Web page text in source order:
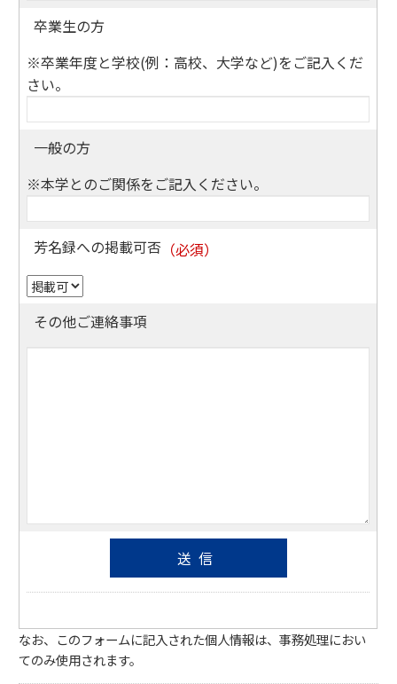
卒業生の方
※卒業年度と学校(例：高校、大学など)をご記入くだ
さい。
一般の方
※本学とのご関係をご記入ください。
芳名録への掲載可否
その他ご連絡事項
なお、このフォームに記入された個人情報は、事務処理におい
てのみ使用されます。